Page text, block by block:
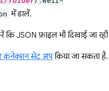
में डालें.
कि JSON फ़ाइल भी दिखाई जा रही
कनेक्शन सेट अपकिया जा सकता है.